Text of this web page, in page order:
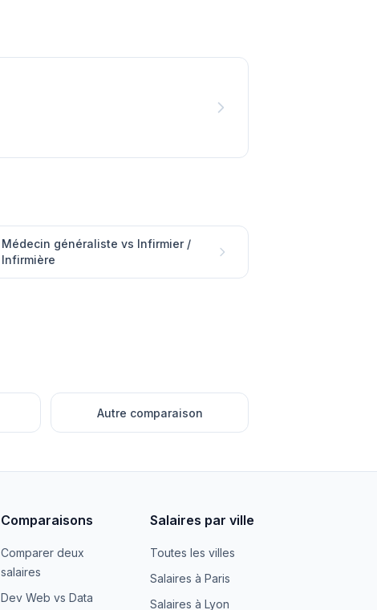
Médecin généraliste vs Infirmier /
Infirmière
Autre comparaison
Comparaisons
Comparer deux
salaires
Dev Web vs Data
Salaires par ville
Toutes les villes
Salaires à Paris
Salaires à Lyon